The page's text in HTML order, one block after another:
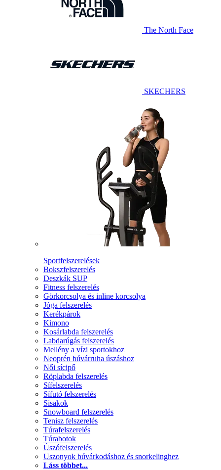
The North Face
SKECHERS
Sportfelszerelések
Bokszfelszerelés
Deszkák SUP
Fitness felszerelés
Görkorcsolya és inline korcsolya
Jóga felszerelés
Kerékpárok
Kimono
Kosárlabda felszerelés
Labdarúgás felszerelés
Mellény a vízi sportokhoz
Neoprén búvárruha úszáshoz
Női sícipő
Röplabda felszerelés
Sífelszerelés
Sífutó felszerelés
Sisakok
Snowboard felszerelés
Tenisz felszerelés
Túrafelszerelés
Túrabotok
Úszófelszerelés
Uszonyok búvárkodáshoz és snorkelinghez
Láss többet...